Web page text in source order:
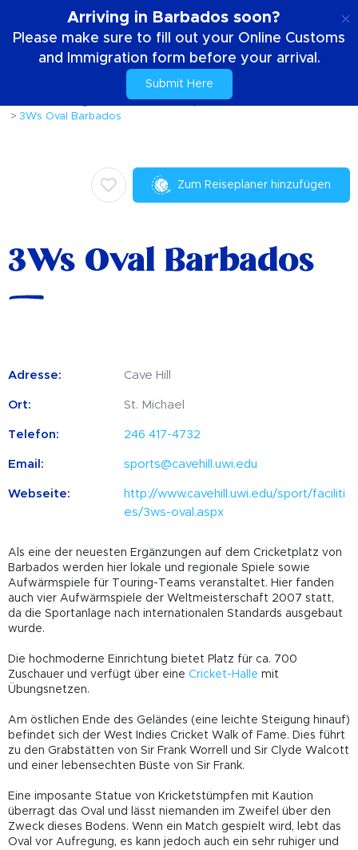
Arriving in Barbados soon?
Please make sure to fill out your Online Customs
and Immigration form before your arrival.
Submit Here
Dinge die zu tun sind Sport
KRICKET IN BARBADOS
3Ws Oval Barbados
Zum Reiseplaner hinzufügen
3Ws Oval Barbados
Adresse: Cave Hill
Ort: St. Michael
Telefon: 246 417-4732
Email: sports@cavehill.uwi.edu
Webseite:
http://www.cavehill.uwi.edu/sport/faciliti
es/3ws-oval.aspx
Als eine der neuesten Ergänzungen auf dem Cricketplatz von
Barbados werden hier lokale und regionale Spiele sowie
Aufwärmspiele für Touring-Teams veranstaltet. Hier fanden
auch vier Aufwärmspiele der Weltmeisterschaft 2007 statt,
da die Sportanlage nach internationalen Standards ausgebaut
wurde.
Die hochmoderne Einrichtung bietet Platz für ca. 700
Zuschauer und verfügt über eine Cricket-Halle mit
Übungsnetzen.
Am östlichen Ende des Geländes (eine leichte Steigung hinauf)
befindet sich der West Indies Cricket Walk of Fame. Dies führt
zu den Grabstätten von Sir Frank Worrell und Sir Clyde Walcott
und einer lebensechten Büste von Sir Frank.
Eine imposante Statue von Kricketstümpfen mit Kaution
überragt das Oval und lässt niemanden im Zweifel über den
Zweck dieses Bodens. Wenn ein Match gespielt wird, lebt das
Oval vor Aufregung, es kann jedoch auch ein sehr ruhiger und